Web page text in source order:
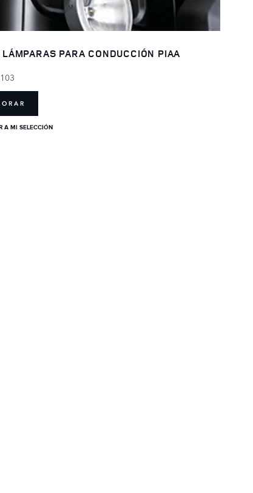
PARA CONDUCCIÓN PIAA
A MI SELECCIÓN